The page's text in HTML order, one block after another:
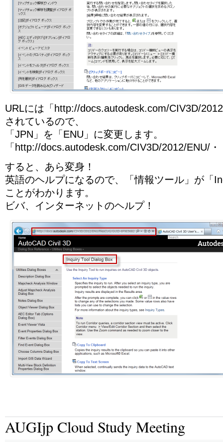
URLには「http://docs.autodesk.com/CIV3D/
されているので、
「JPN」を「ENU」に変更します。
「http://docs.autodesk.com/CIV3D/2012/ENU/
すると、あら変身！
英語のヘルプになるので、「情報ツール」が「
ことがわかります。
ビバ、インターネットのヘルプ！
AUGIjp Cloud Study Meeting